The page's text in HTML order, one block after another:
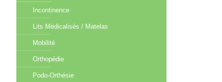
Incontinence
Lits Médicalisés / Matelas
Mobilité
Orthopédie
Podo-Orthésie